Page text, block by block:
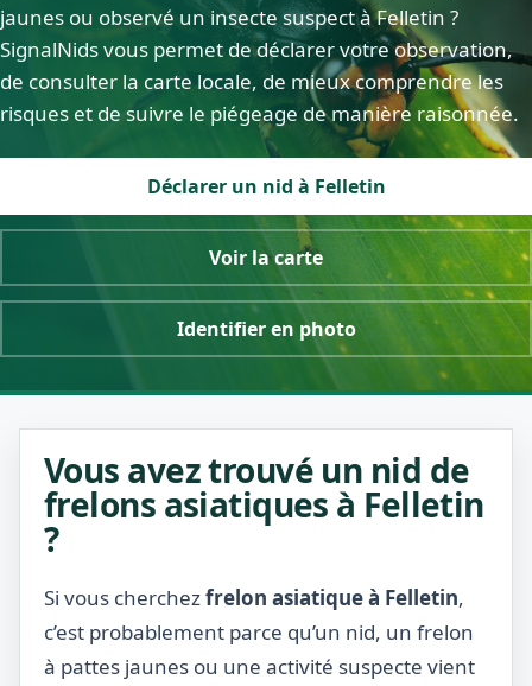
jaunes ou observé un insecte suspect à Felletin ?
SignalNids vous permet de déclarer votre observation,
de consulter la carte locale, de mieux comprendre les
risques et de suivre le piégeage de manière raisonnée.
Déclarer un nid à Felletin
Voir la carte
Identifier en photo
Vous avez trouvé un nid de
frelons asiatiques à Felletin
?
Si vous cherchezfrelon asiatique à Felletin,
c’est probablement parce qu’un nid, un frelon
à pattes jaunes ou une activité suspecte vient